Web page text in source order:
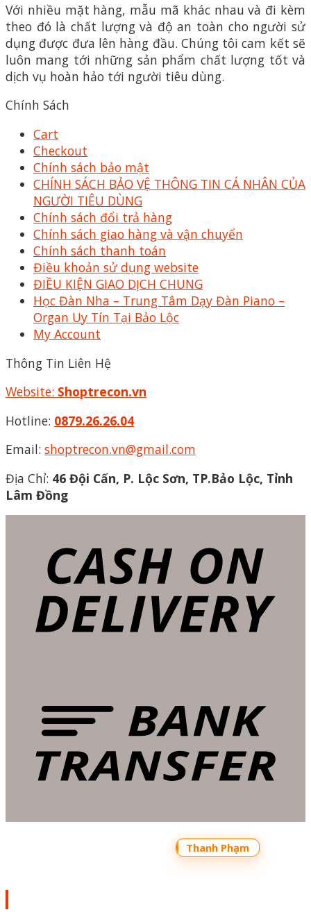
Với nhiều mặt hàng, mẫu mã khác nhau và đi kèm
theo đó là chất lượng và độ an toàn cho người sử
dụng được đưa lên hàng đầu. Chúng tôi cam kết sẽ
luôn mang tới những sản phẩm chất lượng tốt và
dịch vụ hoàn hảo tới người tiêu dùng.
Chính Sách
Cart
Checkout
Chính sách bảo mật
CHÍNH SÁCH BẢO VỆ THÔNG TIN CÁ NHÂN CỦA
NGƯỜI TIÊU DÙNG
Chính sách đổi trả hàng
Chính sách giao hàng và vận chuyển
Chính sách thanh toán
Điều khoản sử dụng website
ĐIỀU KIỆN GIAO DỊCH CHUNG
Học Đàn Nha – Trung Tâm Dạy Đàn Piano –
Organ Uy Tín Tại Bảo Lộc
My Account
Thông Tin Liên Hệ
Website: Shoptrecon.vn
Hotline: 0879.26.26.04
Email: shoptrecon.vn@gmail.com
Địa Chỉ: 46 Đội Cấn, P. Lộc Sơn, TP.Bảo Lộc, Tỉnh
Lâm Đồng
Thanh Phạm